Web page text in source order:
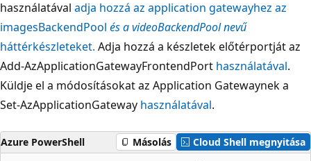
használatával adja hozzá az application gatewayhez az
imagesBackendPool ésa videoBackendPoolnevű
háttérkészleteket. Adja hozzá a készletek előtérportját az
Add-AzApplicationGatewayFrontendPort használatával.
Küldje el a módosításokat az Application Gatewaynek a
Set-AzApplicationGateway használatával.
Azure PowerShell Másolás Cloud Shell megnyitása